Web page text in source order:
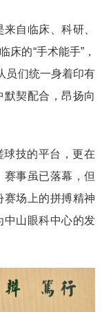
自临床、科研、
的“手术能手”，
员们统一身着印有
契配合，昂扬向
技的平台，更在
事虽已落幕，但
场上的拼搏精神
中山眼科中心的发